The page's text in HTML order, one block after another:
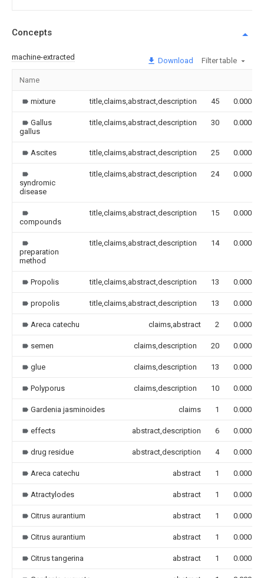
Concepts
machine-extracted Download Filter table
Name
mixture title,claims,abstract,description 45 0.000
Gallus
gallus
title,claims,abstract,description 30 0.000
Ascites title,claims,abstract,description 25 0.000
syndromic
disease
title,claims,abstract,description 24 0.000
compounds
title,claims,abstract,description 15 0.000
preparation
method
title,claims,abstract,description 14 0.000
Propolis title,claims,abstract,description 13 0.000
propolis title,claims,abstract,description 13 0.000
Areca catechu claims,abstract 2 0.000
semen claims,description 20 0.000
glue claims,description 13 0.000
Polyporus claims,description 10 0.000
Gardenia jasminoides claims 1 0.000
effects abstract,description 6 0.000
drug residue abstract,description 4 0.000
Areca catechu abstract 1 0.000
Atractylodes abstract 1 0.000
Citrus aurantium abstract 1 0.000
Citrus aurantium abstract 1 0.000
Citrus tangerina abstract 1 0.000